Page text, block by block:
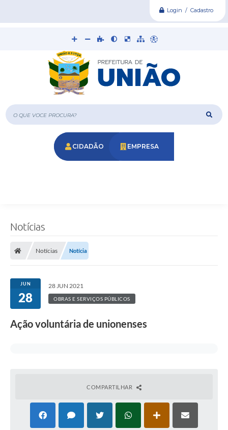
Login / Cadastro
O que voce procura?
CIDADÃO EMPRESA
Notícias
Notícias Notícia
JUN
28
28 JUN 2021
OBRAS E SERVIÇOS PÚBLICOS
Ação voluntária de unionenses
COMPARTILHAR